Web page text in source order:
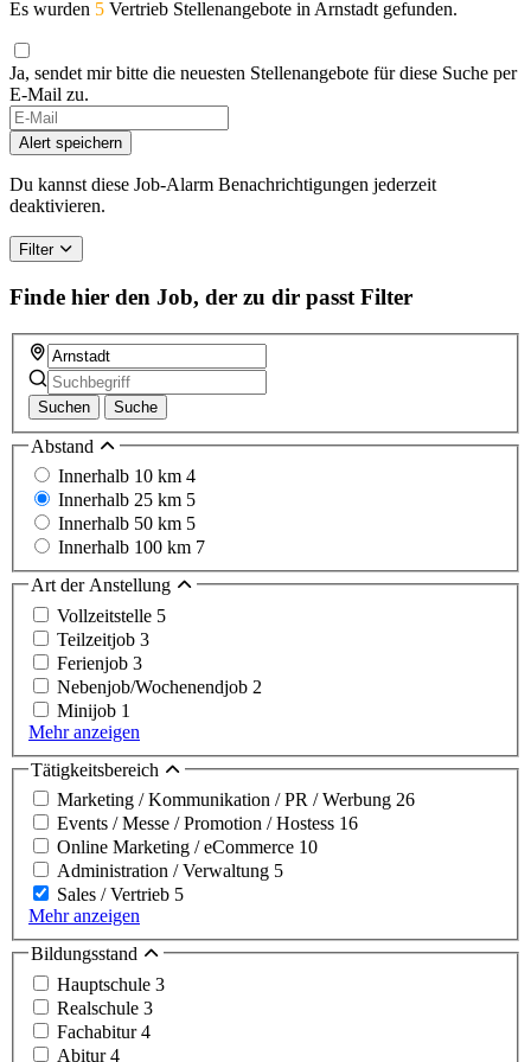
Es wurden 5 Vertrieb Stellenangebote in Arnstadt gefunden.
Ja, sendet mir bitte die neuesten Stellenangebote für diese Suche per
E-Mail zu.
Alert speichern
Du kannst diese Job-Alarm Benachrichtigungen jederzeit
deaktivieren.
Filter
Finde hier den Job, der zu dir passt Filter
Suchen Suche
Abstand
Innerhalb 10 km 4
Innerhalb 25 km 5
Innerhalb 50 km 5
Innerhalb 100 km 7
Art der Anstellung
Vollzeitstelle 5
Teilzeitjob 3
Ferienjob 3
Nebenjob/Wochenendjob 2
Minijob 1
Mehr anzeigen
Tätigkeitsbereich
Marketing / Kommunikation / PR / Werbung 26
Events / Messe / Promotion / Hostess 16
Online Marketing / eCommerce 10
Administration / Verwaltung 5
Sales / Vertrieb 5
Mehr anzeigen
Bildungsstand
Hauptschule 3
Realschule 3
Fachabitur4
Abitur4